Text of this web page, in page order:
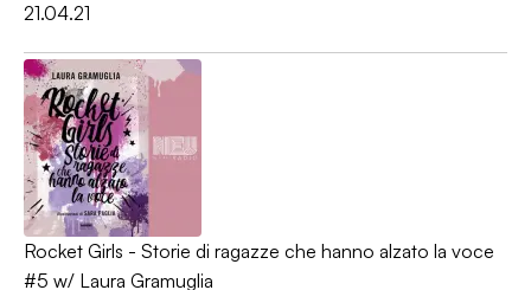
21.04.21
Rocket Girls - Storie di ragazze che hanno alzato la voce
#5 w/ Laura Gramuglia